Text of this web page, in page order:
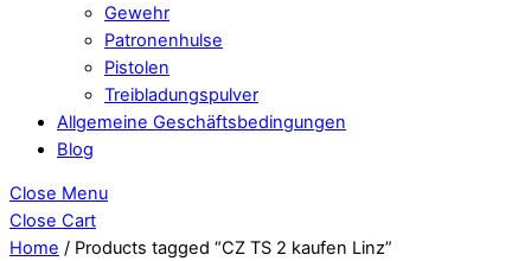
Gewehr
Patronenhulse
Pistolen
Treibladungspulver
Allgemeine Geschäftsbedingungen
Blog
Close Menu
Close Cart
Home / Products tagged “CZ TS 2 kaufen Linz”